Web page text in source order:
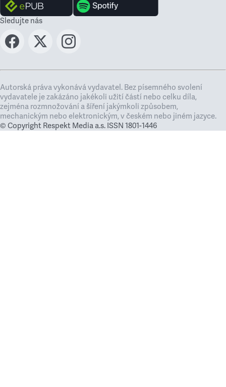
Sledujte nás
Autorská práva vykonává vydavatel. Bez písemného svolení
vydavatele je zakázáno jakékoli užití částí nebo celku díla,
zejména rozmnožování a šíření jakýmkoli způsobem,
mechanickým nebo elektronickým, v českém nebo jiném jazyce.
© Copyright Respekt Media a.s. ISSN 1801-1446